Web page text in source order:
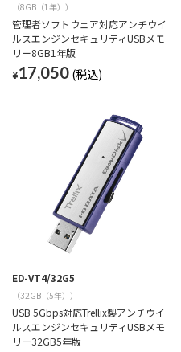
（8GB（1年））
管理者ソフトウェア対応アンチウイ
ルスエンジンセキュリティUSBメモ
リー8GB1年版
¥17,050
ED-VT4/32G5
（32GB（5年））
USB 5Gbps対応Trellix製アンチウイ
ルスエンジンセキュリティUSBメモ
リー32GB5年版